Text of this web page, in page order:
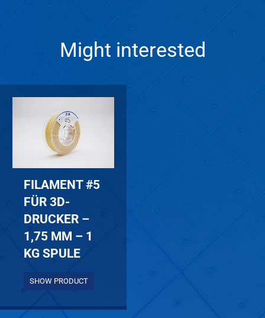
Might interested
FILAMENT #5
FÜR 3D-
DRUCKER –
1,75 MM – 1
KG SPULE
SHOW PRODUCT